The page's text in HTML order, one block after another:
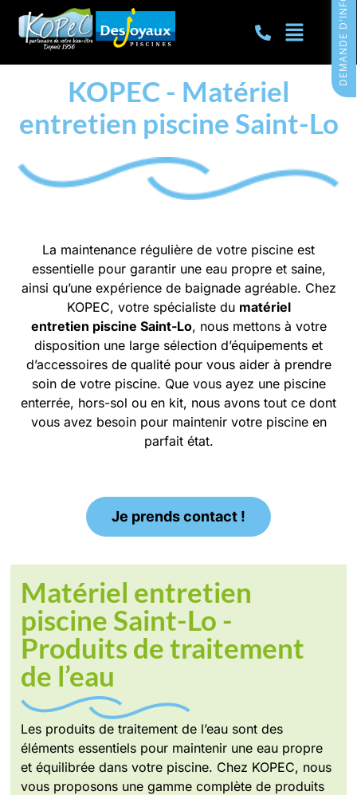
KOPEC - Matériel
entretien piscine Saint-Lo
La maintenance régulière de votre piscine est
essentielle pour garantir une eau propre et saine,
ainsi qu’une expérience de baignade agréable. Chez
KOPEC, votre spécialiste du matériel
entretien piscine Saint-Lo, nous mettons à votre
disposition une large sélection d’équipements et
d’accessoires de qualité pour vous aider à prendre
soin de votre piscine. Que vous ayez une piscine
enterrée, hors-sol ou en kit, nous avons tout ce dont
vous avez besoin pour maintenir votre piscine en
parfait état.
Je prends contact !
Matériel entretien
piscine Saint-Lo -
Produits de traitement
de l’eau
Les produits de traitement de l’eau sont des
éléments essentiels pour maintenir une eau propre
et équilibrée dans votre piscine. Chez KOPEC, nous
vous proposons une gamme complète de produits